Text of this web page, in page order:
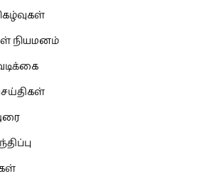
நியமனம்